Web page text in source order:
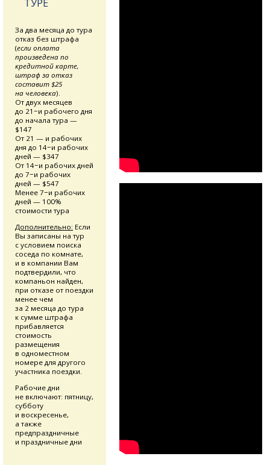
ТУРЕ
За два месяца до тура
отказ без штрафа
(если оплата
произведена по
кредитной карте,
штраф за отказ
составит $25
на человека).
От двух месяцев
до 21−и рабочего дня
до начала тура —
$147
От 21 — и рабочих
дня до 14−и рабочих
дней — $347
От 14−и рабочих дней
до 7−и рабочих
дней — $547
Менее 7−и рабочих
дней — 100%
стоимости тура
Дополнительно: Если
Вы записаны на тур
с условием поиска
соседа по комнате,
и в компании Вам
подтвердили, что
компаньон найден,
при отказе от поездки
менее чем
за 2 месяца до тура
к сумме штрафа
прибавляется
стоимость
размещения
в одноместном
номере для другого
участника поездки.
Рабочие дни
не включают: пятницу,
субботу
и воскресенье,
а также
предпраздничные
и праздничные дни